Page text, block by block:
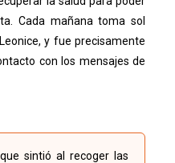
Cada mañana toma sol
y fue precisamente
con los mensajes de
sintió al recoger las